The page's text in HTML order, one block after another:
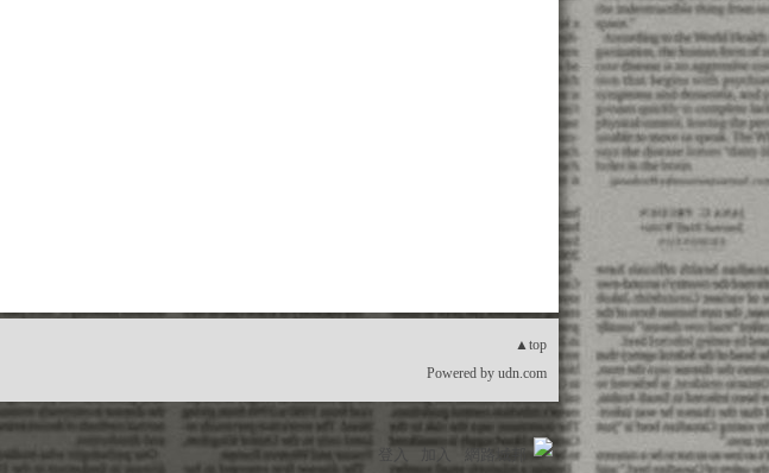
▲top
Powered by udn.com
網路城邦